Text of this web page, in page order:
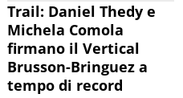
Trail: Daniel Thedy e
Michela Comola
firmano il Vertical
Brusson-Bringuez a
tempo di record